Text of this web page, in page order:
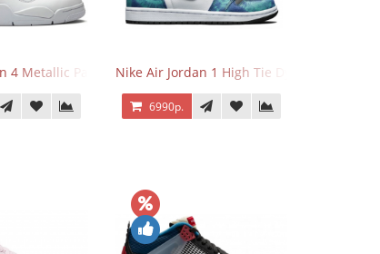
4 Metallic Pack PurpleNike Air Jordan 1 High Tie Dye
6990р.